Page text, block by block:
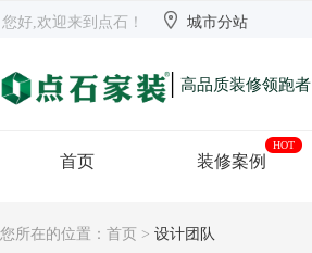
欢迎来到点石  长沙 【切换】
您好,欢迎来到点石！  城市分站
| 高品质装修领跑者
首页 装修案例
HOT
您所在的位置： 首页 > 设计团队